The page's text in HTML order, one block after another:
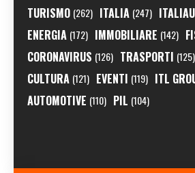
TURISMO (262) ITALIA (247)
ENERGIA (172) IMMOBILIARE (142)
CORONAVIRUS (126) TRASPORTI (125)
CULTURA (121) EVENTI (119) ITL
AUTOMOTIVE (110) PIL (104)